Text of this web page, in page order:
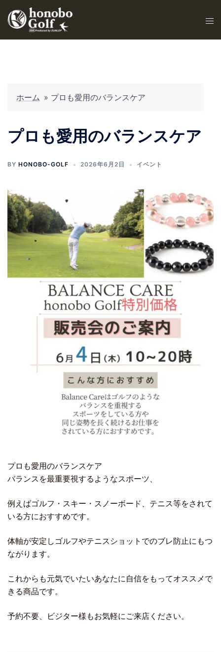
ホーム » プロも愛用のバランスケア
プロも愛用のバランスケア
BY HONOBO-GOLF 2026年6月2日 イベント
プロも愛用のバランスケア
バランスを最重要視するようなスポーツ、
例えばゴルフ・スキー・スノーボード、テニス等をされて
いる方におすすめです。
体軸が安定しゴルフやテニスショットでのブレ防止にもつ
ながります。
これからも元気でいたいあなたに自信をもってオススメで
きる商品です。
予約不要、ビジター様もお気軽にご来店ください。